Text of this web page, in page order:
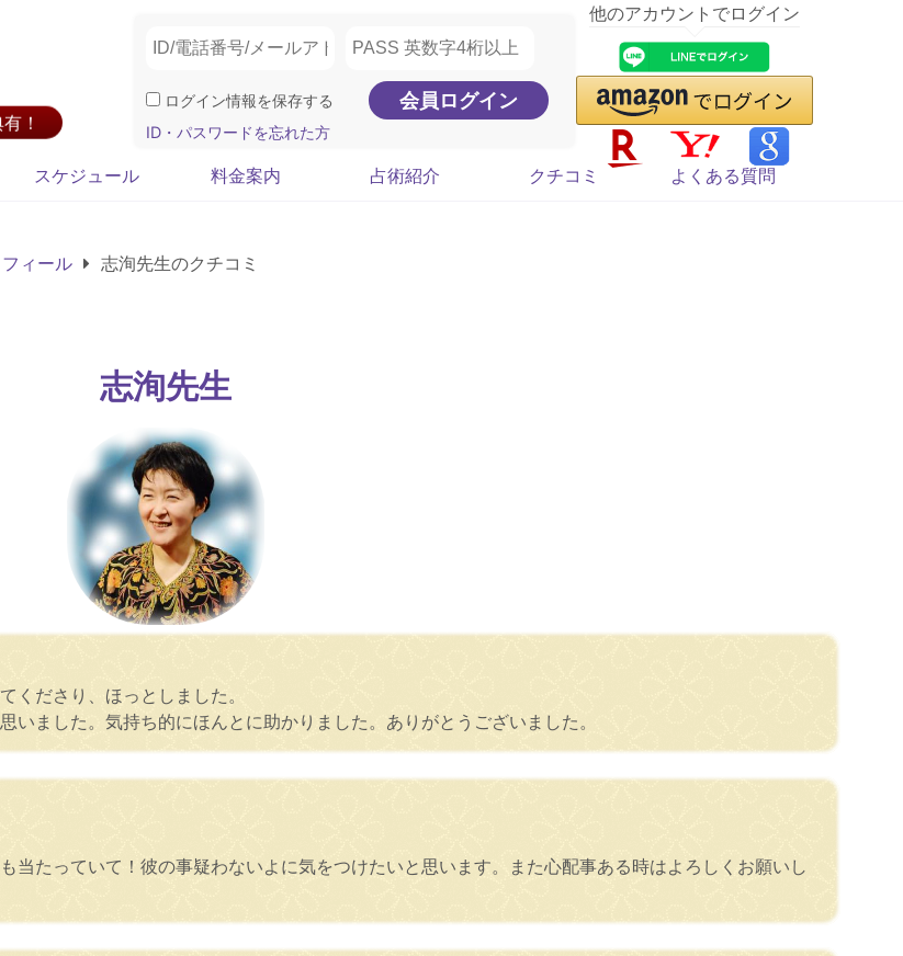
！
ログイン情報を保存する
ID・パスワードを忘れた方
他のアカウントでログイン
スケジュール 料金案内 占術紹介 クチコミ よくある質問
ィール 志洵先生のクチコミ
志洵先生
くださり、ほっとしました。
ました。気持ち的にほんとに助かりました。ありがとうございました。
当たっていて！彼の事疑わないよに気をつけたいと思います。また心配事ある時はよろしくお願いし